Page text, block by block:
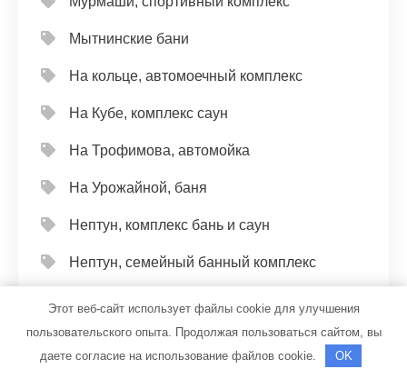
Мытнинские бани
На кольце, автомоечный комплекс
На Кубе, комплекс саун
На Трофимова, автомойка
На Урожайной, баня
Нептун, комплекс бань и саун
Нептун, семейный банный комплекс
Никоново, турбаза
Этот веб-сайт использует файлы cookie для улучшения
пользовательского опыта. Продолжая пользоваться сайтом, вы
даете согласие на использование файлов cookie.
OK